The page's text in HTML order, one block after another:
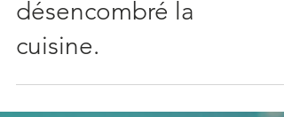
RA-DI-CALE. J'ai